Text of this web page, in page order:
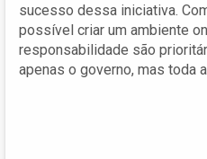
sucesso dessa iniciativa.
possível criar um ambiente
responsabilidade são
apenas o governo, mas toda